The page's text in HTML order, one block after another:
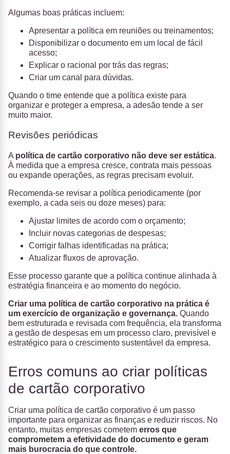
Algumas boas práticas incluem:
Apresentar a política em reuniões ou treinamentos;
Disponibilizar o documento em um local de fácil
acesso;
Explicar o racional por trás das regras;
Criar um canal para dúvidas.
Quando o time entende que a política existe para
organizar e proteger a empresa, a adesão tende a ser
muito maior.
Revisões periódicas
A política de cartão corporativo não deve ser estática.
À medida que a empresa cresce, contrata mais pessoas
ou expande operações, as regras precisam evoluir.
Recomenda-se revisar a política periodicamente (por
exemplo, a cada seis ou doze meses) para:
Ajustar limites de acordo com o orçamento;
Incluir novas categorias de despesas;
Corrigir falhas identificadas na prática;
Atualizar fluxos de aprovação.
Esse processo garante que a política continue alinhada à
estratégia financeira e ao momento do negócio.
Criar uma política de cartão corporativo na prática é
um exercício de organização e governança. Quando
bem estruturada e revisada com frequência, ela transforma
a gestão de despesas em um processo claro, previsível e
estratégico para o crescimento sustentável da empresa.
Erros comuns ao criar políticas
de cartão corporativo
Criar uma política de cartão corporativo é um passo
importante para organizar as finanças e reduzir riscos. No
entanto, muitas empresas cometem erros que
comprometem a efetividade do documento e geram
mais burocracia do que controle.